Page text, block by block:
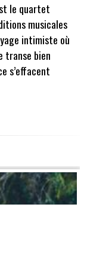
le quartet
musicales
intimiste où
transe bien
s’effacent